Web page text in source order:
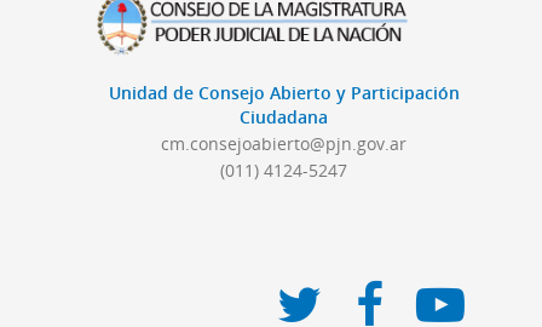
Unidad de Consejo Abierto y Participación
Ciudadana
cm.consejoabierto@pjn.gov.ar
(011) 4124-5247